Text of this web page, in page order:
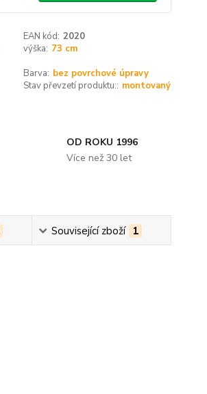
EAN kód: 2020
výška: 73 cm
Barva: bez povrchové úpravy
Stav převzetí produktu:: montovaný
OD ROKU 1996
Více než 30 let
Související zboží 1